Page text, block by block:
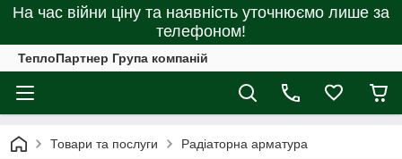
На час війни ціну та наявність уточнюємо лише за
телефоном!
ТеплоПартнер Група компаній
Товари та послуги Радіаторна арматура